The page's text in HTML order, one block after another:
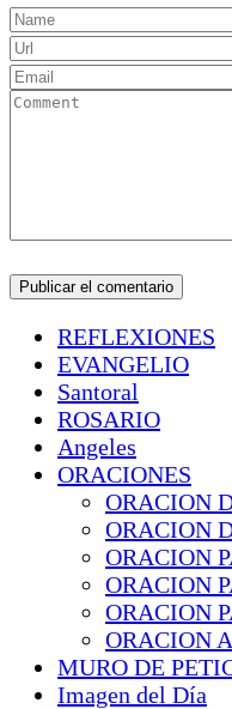
REFLEXIONES
EVANGELIO
Santoral
ROSARIO
Angeles
ORACIONES
ORACION
ORACION
ORACION
ORACION
ORACION
ORACION
MURO DE
Imagen del Día